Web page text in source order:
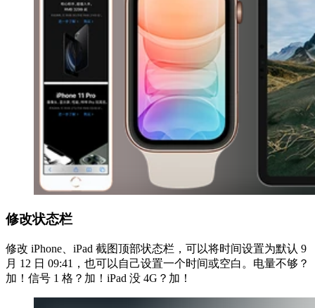
修改状态栏
修改 iPhone、iPad 截图顶部状态栏，可以将时间设置为默认 9
月 12 日 09:41，也可以自己设置一个时间或空白。电量不够？
加！信号 1 格？加！iPad 没 4G？加！